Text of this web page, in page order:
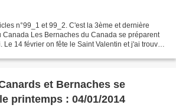
n°99_1 et 99_2. C'est la 3ème et dernière
Canada Les Bernaches du Canada se préparent
14 février on fête le Saint Valentin et j'ai trouvé
et Bernaches se
printemps : 04/01/2014